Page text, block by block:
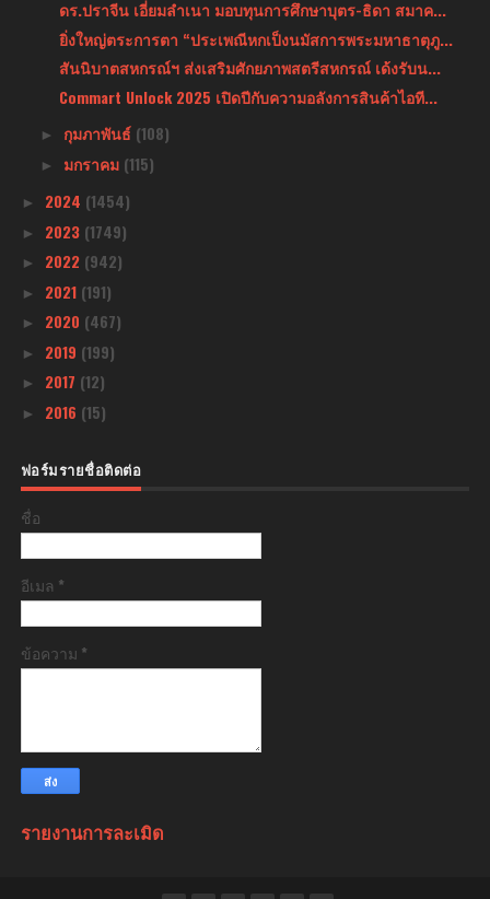
ดร.ปราจีน เอี่ยมลำเนา มอบทุนการศึกษาบุตร-ธิดา สมาค...
ยิ่งใหญ่ตระการตา “ประเพณีหกเป็งนมัสการพระมหาธาตุภู...
สันนิบาตสหกรณ์ฯ ส่งเสริมศักยภาพสตรีสหกรณ์ เด้งรับน...
Commart Unlock 2025 เปิดปีกับความอลังการสินค้าไอที...
► กุมภาพันธ์ (108)
► มกราคม (115)
► 2024 (1454)
► 2023 (1749)
► 2022 (942)
► 2021 (191)
► 2020 (467)
► 2019 (199)
► 2017 (12)
► 2016 (15)
ฟอร์มรายชื่อติดต่อ
ชื่อ
อีเมล *
ข้อความ *
รายงานการละเมิด